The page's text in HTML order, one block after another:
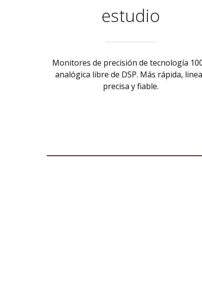
estudio
Monitores de precisión de tecnología
analógica libre de DSP. Más rápida,
precisa y fiable.